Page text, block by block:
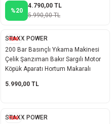
%20
4.790,00 TL
5.990,00 TL
YENİ
STAXX POWER
200 Bar Basınçlı Yıkama Makinesi
Çelik Şanzıman Bakır Sargılı Motor
Köpük Aparatı Hortum Makaralı
5.990,00 TL
YENİ
STAXX POWER